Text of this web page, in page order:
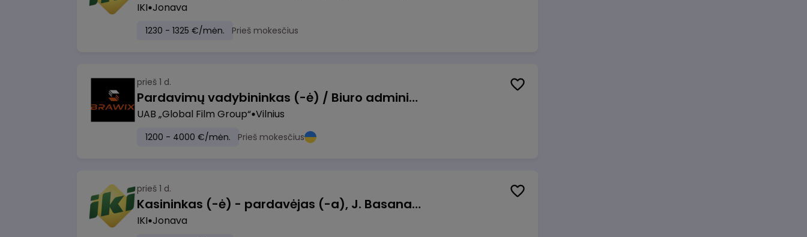
IKI Jonava
1230 - 1325 €/mėn. Prieš mokesčius
prieš 1 d.
Pardavimų vadybininkas (-ė) / Biuro administratorius (-ė) (B2B)
UAB „Global Film Group“ Vilnius
1200 - 4000 €/mėn. Prieš mokesčius
prieš 1 d.
Kasininkas (-ė) - pardavėjas (-a), J. Basanavičiaus g. 6, Jonava
IKI Jonava